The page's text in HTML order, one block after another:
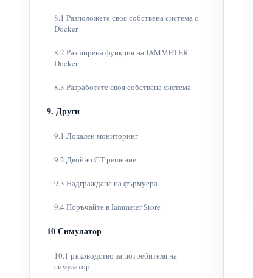
8.1 Разположете своя собствена система с
Docker
8.2 Разширена функция на IAMMETER-
Docker
8.3 Разработете своя собствена система
9. Други
9.1 Локален мониторинг
9.2 Двойно CT решение
9.3 Надграждане на фърмуера
9.4 Поръчайте в Iammeter Store
10 Симулатор
10.1 ръководство за потребителя на
симулатор